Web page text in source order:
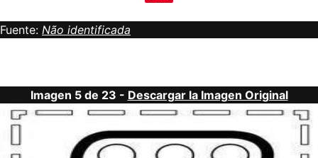
Fuente: Não identificada
Imagen 5 de 23 - Descargar la Imagen Original